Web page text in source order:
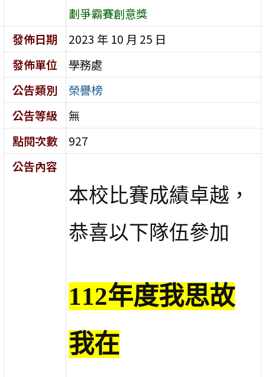
劃爭霸賽創意獎
發佈日期
2023 年 10 月 25 日
發佈單位
學務處
公告類別
榮譽榜
公告等級
無
點閱次數
927
公告內容
本校比賽成績卓越，
恭喜以下隊伍參加
112年度我思故
我在